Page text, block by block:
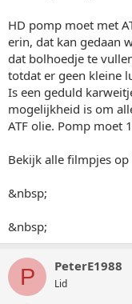
HD pomp moet met
erin, dat kan gedaan
dat bolhoedje te
totdat er geen kleine
Is een geduld
mogelijkheid is om
ATF olie. Pomp moet
Bekijk alle filmpjes op
&nbsp;
&nbsp;
P PeterE1988
Lid